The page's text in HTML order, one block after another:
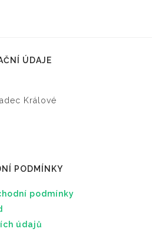
ÚDAJE
Králové
PODMÍNKY
podmínky
údajů